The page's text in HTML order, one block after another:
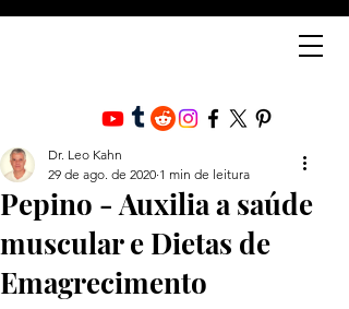
Pepino - Auxilia a saúde
muscular e Dietas de
Emagrecimento
Dr. Leo Kahn
29 de ago. de 2020 1 min de leitura